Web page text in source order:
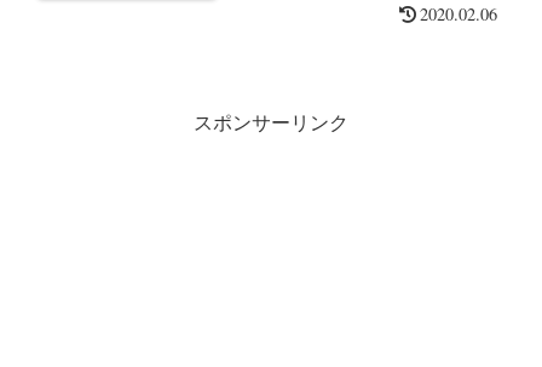
2020.02.06
スポンサーリンク